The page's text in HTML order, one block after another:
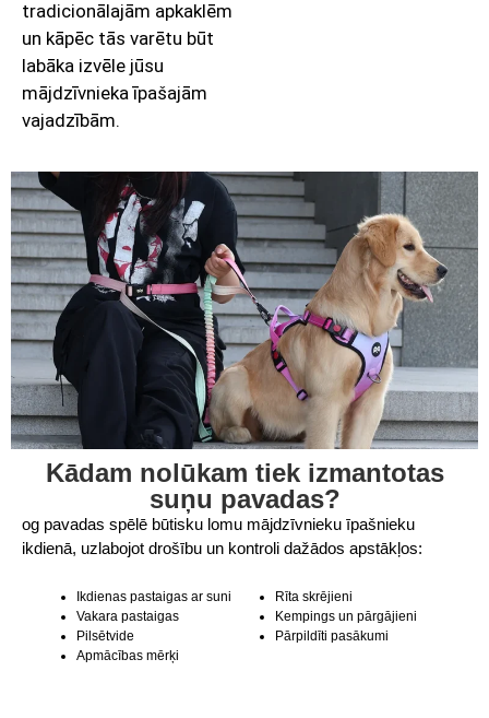
tradicionālajām apkaklēm
un kāpēc tās varētu būt
labāka izvēle jūsu
mājdzīvnieka īpašajām
vajadzībām.
Kādam nolūkam tiek izmantotas
suņu pavadas?
og pavadas spēlē būtisku lomu mājdzīvnieku īpašnieku
ikdienā, uzlabojot drošību un kontroli dažādos apstākļos:
Ikdienas pastaigas ar suni
Vakara pastaigas
Pilsētvide
Apmācības mērķi
Rīta skrējieni
Kempings un pārgājieni
Pārpildīti pasākumi